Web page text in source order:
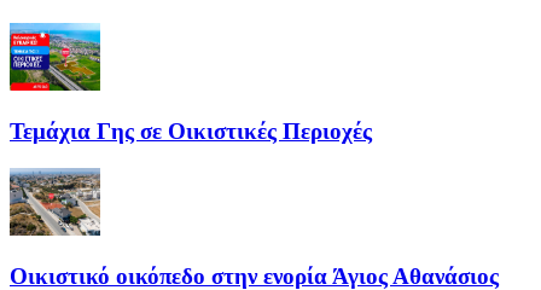
Τεμάχια Γης σε Οικιστικές Περιοχές
Οικιστικό οικόπεδο στην ενορία Άγιος Αθανάσιος